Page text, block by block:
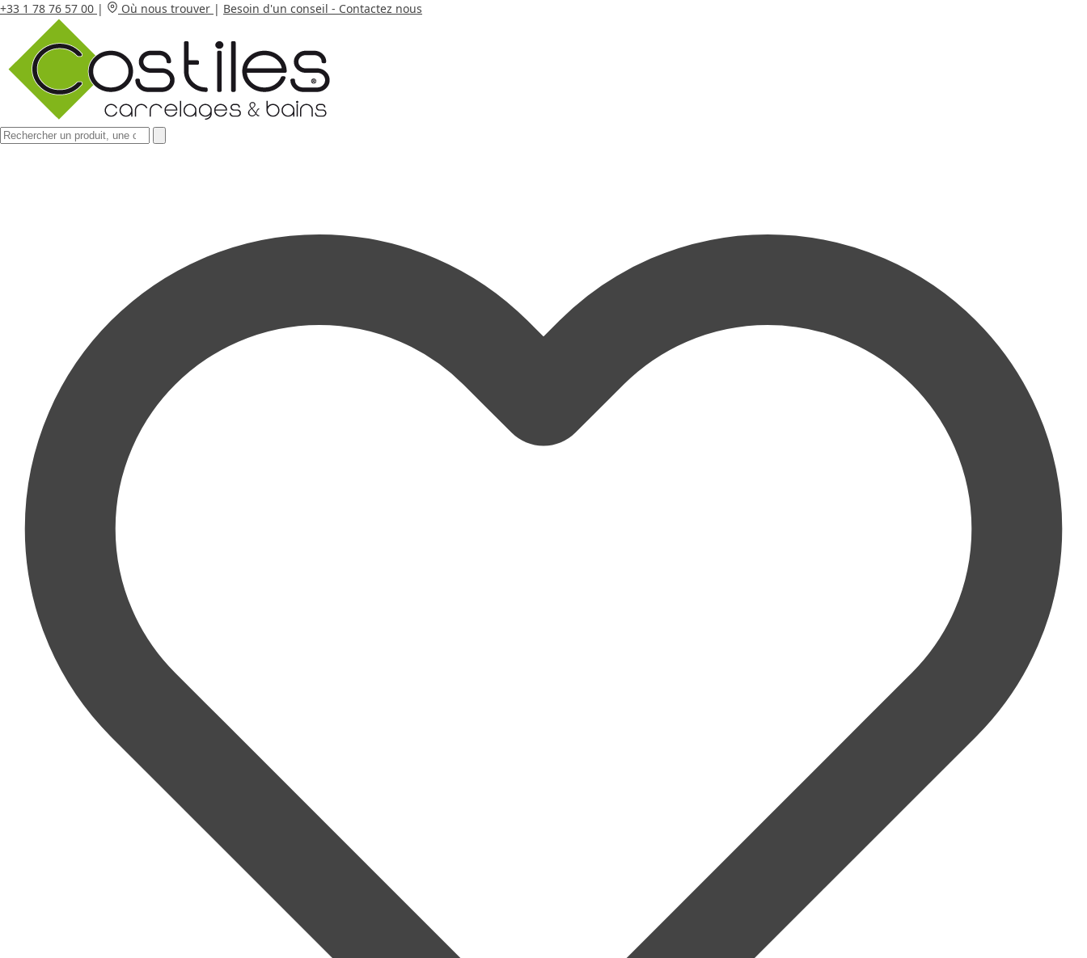
+33 1 78 76 57 00 | Où nous trouver | Besoin d'un conseil - Contactez nous